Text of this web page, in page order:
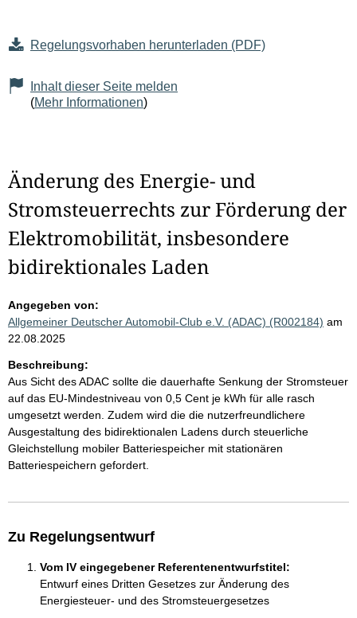
Regelungsvorhaben herunterladen (PDF)
Inhalt dieser Seite melden
(Mehr Informationen)
Änderung des Energie- und
Stromsteuerrechts zur Förderung der
Elektromobilität, insbesondere
bidirektionales Laden
Angegeben von:
Allgemeiner Deutscher Automobil-Club e.V. (ADAC) (R002184) am
22.08.2025
Beschreibung:
Aus Sicht des ADAC sollte die dauerhafte Senkung der Stromsteuer
auf das EU-Mindestniveau von 0,5 Cent je kWh für alle rasch
umgesetzt werden. Zudem wird die die nutzerfreundlichere
Ausgestaltung des bidirektionalen Ladens durch steuerliche
Gleichstellung mobiler Batteriespeicher mit stationären
Batteriespeichern gefordert.
Zu Regelungsentwurf
Vom IV eingegebener Referentenentwurfstitel:
Entwurf eines Dritten Gesetzes zur Änderung des
Energiesteuer- und des Stromsteuergesetzes